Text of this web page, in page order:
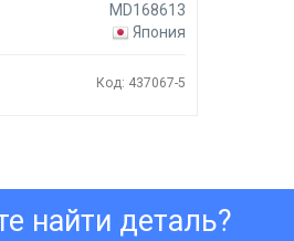
MD168613
Япония
Код: 437067-5
найти деталь?